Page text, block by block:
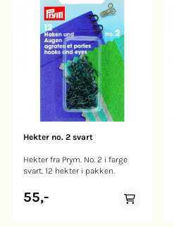
Hekter no. 2 svart
Hekter fra Prym. No. 2 i farge
svart. 12 hekter i pakken.
55,-